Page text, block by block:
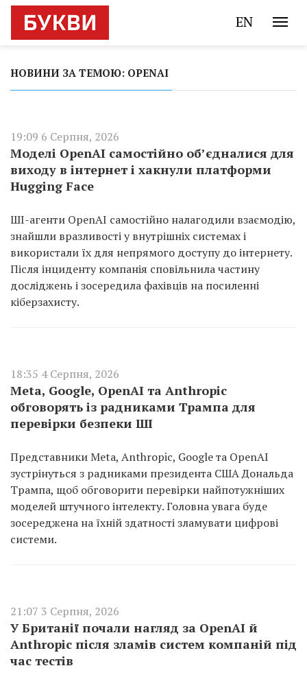
EN
НОВИНИ ЗА ТЕМОЮ: OPENAI
19:09 6 Серпня, 2026
Моделі OpenAI самостійно об’єдналися для
виходу в інтернет і хакнули платформи
Hugging Face
ШІ-агенти OpenAI самостійно налагодили взаємодію,
знайшли вразливості у внутрішніх системах і
використали їх для непрямого доступу до інтернету.
Після інциденту компанія сповільнила частину
досліджень і зосередила фахівців на посиленні
кіберзахисту.
18:35 4 Серпня, 2026
Meta, Google, OpenAI та Anthropic
обговорять із радниками Трампа для
перевірки безпеки ШІ
Представники Meta, Anthropic, Google та OpenAI
зустрінуться з радниками президента США Дональда
Трампа, щоб обговорити перевірки найпотужніших
моделей штучного інтелекту. Головна увага буде
зосереджена на їхній здатності зламувати цифрові
системи.
21:07 3 Серпня, 2026
У Британії почали нагляд за OpenAI й
Anthropic після зламів систем компаній під
час тестів